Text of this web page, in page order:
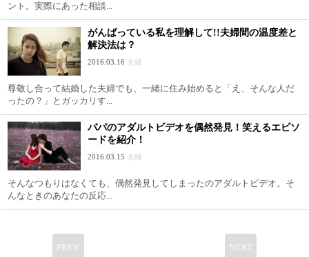
ント。実際にあった相談...
がんばっている私を理解して!!夫婦間の温度差と
解決法は？
2016.03.16 夫婦
尊敬し合って結婚した夫婦でも、一緒に住み始めると「え、そんな人だ
ったの？」とガッカリす...
パパのアダルトビデオを偶然発見！笑えるエピソ
ードを紹介！
2016.03.15 夫婦
そんなつもりはなくても、偶然発見してしまったのアダルトビデオ。そ
んなときのあなたの反応...
PREV NEXT